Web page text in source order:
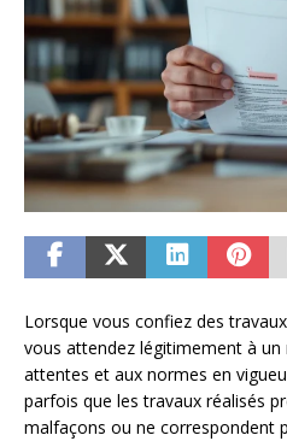
Lorsque vous confiez des
vous attendez légitimement à
attentes et aux normes en
parfois que les travaux réalisés
malfaçons ou ne correspondent